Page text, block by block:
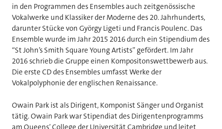
in den Programmen des Ensembles auch zeitgenössische
Vokalwerke und Klassiker der Moderne des 20. Jahrhunderts,
darunter Stücke von György Ligeti und Francis Poulenc. Das
Ensemble wurde im Jahr 2015 2016 durch ein Stipendium des
“St John’s Smith Square Young Artists” gefördert. Im Jahr
2016 schrieb die Gruppe einen Kompositonswettbewerb aus.
Die erste CD des Ensembles umfasst Werke der
Vokalpolyphonie der englischen Renaissance.
Owain Park ist als Dirigent, Komponist Sänger und Organist
tätig. Owain Park war Stipendiat des Dirigentenprogramms
am Queens’ College der Universität Cambridge und leitet